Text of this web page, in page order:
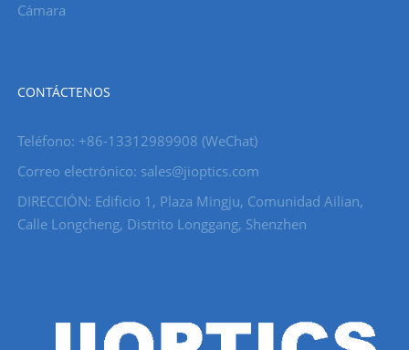
Cámara
CONTÁCTENOS
Teléfono: +86-13312989908 (WeChat)
Correo electrónico: sales@jioptics.com
DIRECCIÓN: Edificio 1, Plaza Mingju, Comunidad Ailian,
Calle Longcheng, Distrito Longgang, Shenzhen